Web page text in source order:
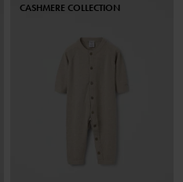
CASHMERE COLLECTION